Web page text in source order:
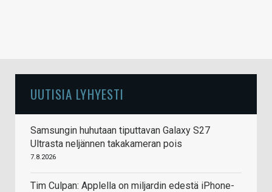
UUTISIA LYHYESTI
Samsungin huhutaan tiputtavan Galaxy S27
Ultrasta neljännen takakameran pois
7.8.2026
Tim Culpan: Applella on miljardin edestä iPhone-